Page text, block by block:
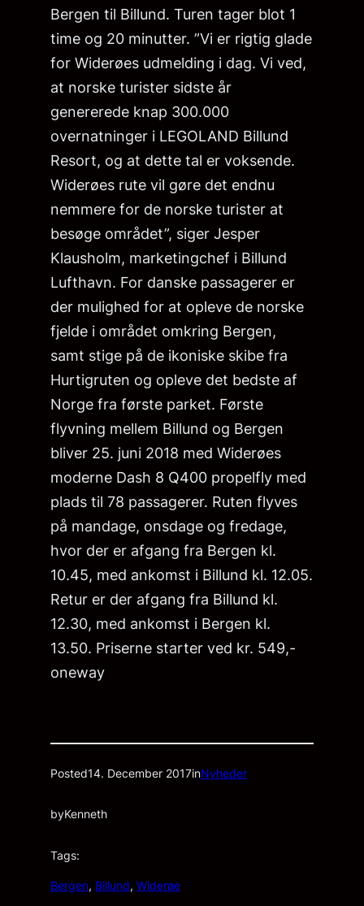
Bergen til Billund. Turen tager blot 1
time og 20 minutter. ”Vi er rigtig glade
for Widerøes udmelding i dag. Vi ved,
at norske turister sidste år
genererede knap 300.000
overnatninger i LEGOLAND Billund
Resort, og at dette tal er voksende.
Widerøes rute vil gøre det endnu
nemmere for de norske turister at
besøge området”, siger Jesper
Klausholm, marketingchef i Billund
Lufthavn. For danske passagerer er
der mulighed for at opleve de norske
fjelde i området omkring Bergen,
samt stige på de ikoniske skibe fra
Hurtigruten og opleve det bedste af
Norge fra første parket. Første
flyvning mellem Billund og Bergen
bliver 25. juni 2018 med Widerøes
moderne Dash 8 Q400 propelfly med
plads til 78 passagerer. Ruten flyves
på mandage, onsdage og fredage,
hvor der er afgang fra Bergen kl.
10.45, med ankomst i Billund kl. 12.05.
Retur er der afgang fra Billund kl.
12.30, med ankomst i Bergen kl.
13.50. Priserne starter ved kr. 549,-
oneway
Posted14. December 2017inNyheder
byKenneth
Tags:
Bergen, Billund, Widerøe